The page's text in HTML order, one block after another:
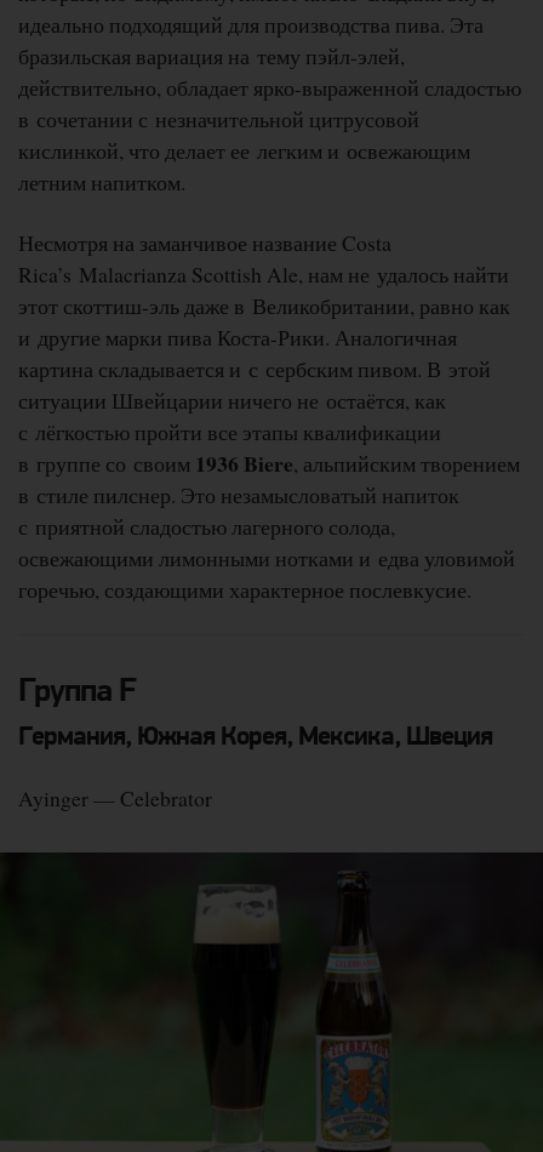
идеально подходящий для производства пива. Эта
бразильская вариация на тему пэйл-элей,
действительно, обладает ярко-выраженной сладостью
в сочетании с незначительной цитрусовой
кислинкой, что делает ее легким и освежающим
летним напитком.
Несмотря на заманчивое название Costa
Rica’s Malacrianza Scottish Ale, нам не удалось найти
этот скоттиш-эль даже в Великобритании, равно как
и другие марки пива Коста-Рики. Аналогичная
картина складывается и с сербским пивом. В этой
ситуации Швейцарии ничего не остаётся, как
с лёгкостью пройти все этапы квалификации
в группе со своим 1936 Biere, альпийским творением
в стиле пилснер. Это незамысловатый напиток
с приятной сладостью лагерного солода,
освежающими лимонными нотками и едва уловимой
горечью, создающими характерное послевкусие.
Группа F
Германия, Южная Корея, Мексика, Швеция
Ayinger — Celebrator